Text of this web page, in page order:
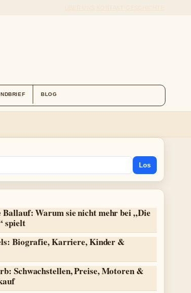
BLOG
Los
Ballauf: Warum sie nicht mehr bei „Die
spielt
Biografie, Karriere, Kinder &
Schwachstellen, Preise, Motoren &